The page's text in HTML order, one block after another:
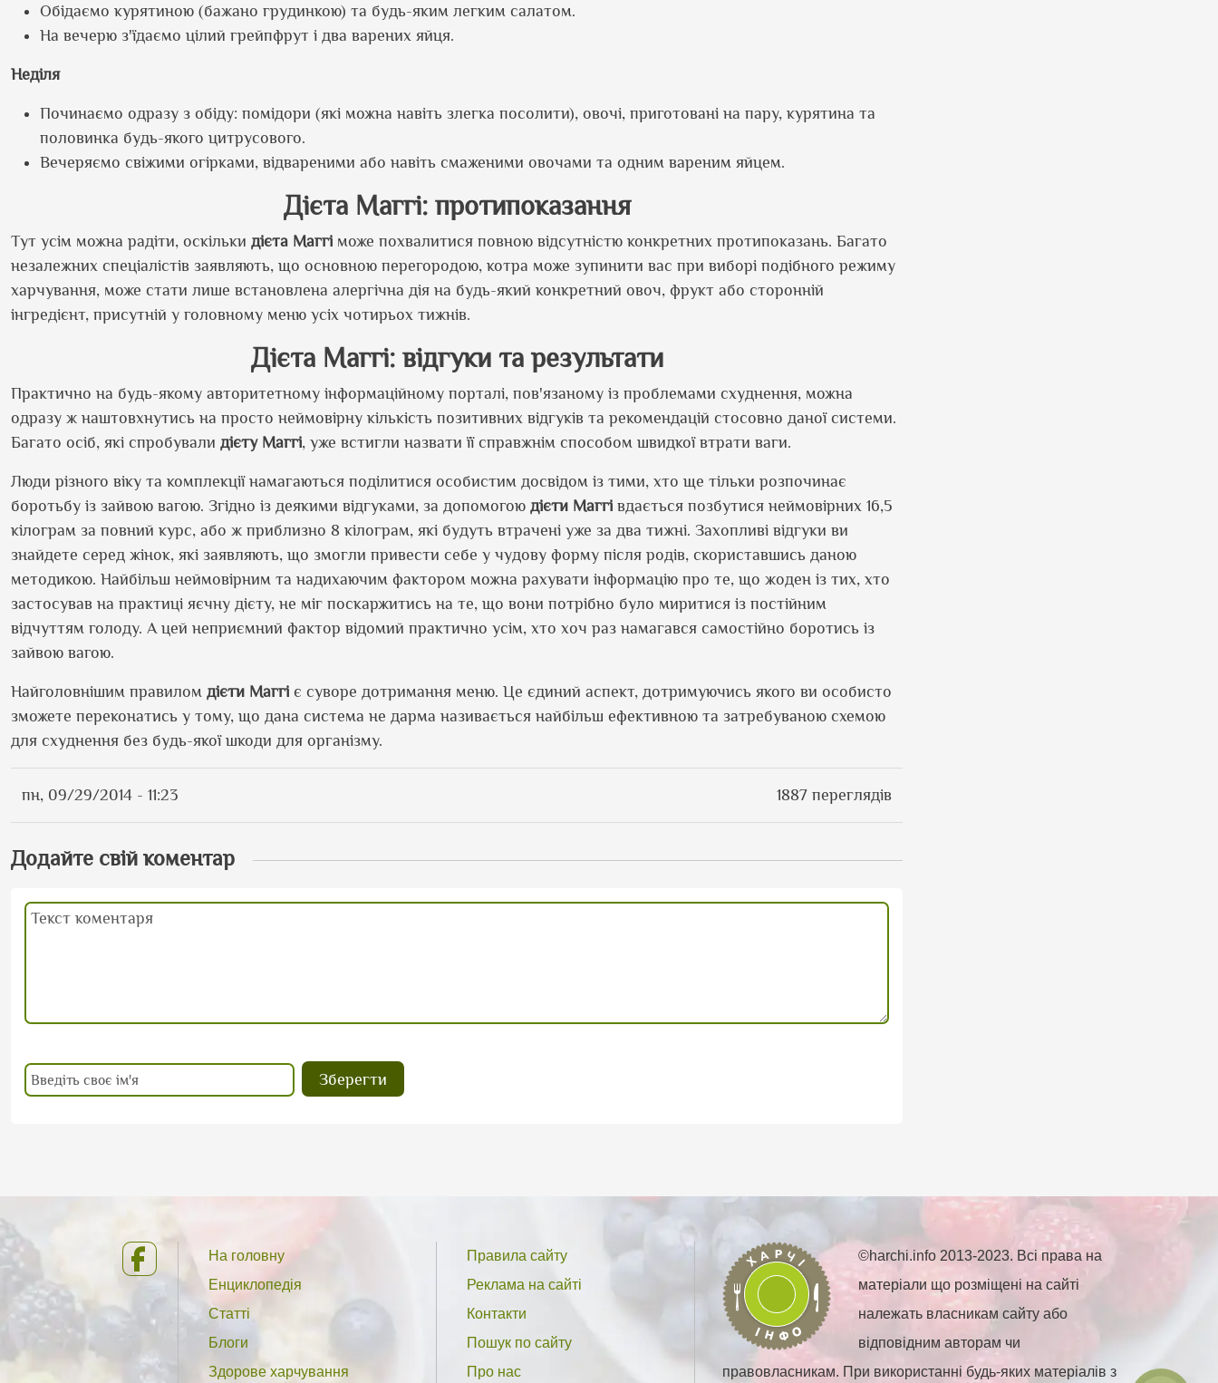
Обідаємо курятиною (бажано грудинкою) та будь-яким легким салатом.
На вечерю з'їдаємо цілий грейпфрут і два варених яйця.
Неділя
Починаємо одразу з обіду: помідори (які можна навіть злегка посолити), овочі, приготовані на пару, курятина та
половинка будь-якого цитрусового.
Вечеряємо свіжими огірками, відвареними або навіть смаженими овочами та одним вареним яйцем.
Дієта Маггі: протипоказання
Тут усім можна радіти, оскільки дієта Маггі може похвалитися повною відсутністю конкретних протипоказань. Багато
незалежних спеціалістів заявляють, що основною перегородою, котра може зупинити вас при виборі подібного режиму
харчування, може стати лише встановлена алергічна дія на будь-який конкретний овоч, фрукт або сторонній
інгредієнт, присутній у головному меню усіх чотирьох тижнів.
Дієта Маггі: відгуки та результати
Практично на будь-якому авторитетному інформаційному порталі, пов'язаному із проблемами схуднення, можна
одразу ж наштовхнутись на просто неймовірну кількість позитивних відгуків та рекомендацій стосовно даної системи.
Багато осіб, які спробували дієту Маггі, уже встигли назвати її справжнім способом швидкої втрати ваги.
Люди різного віку та комплекції намагаються поділитися особистим досвідом із тими, хто ще тільки розпочинає
боротьбу із зайвою вагою. Згідно із деякими відгуками, за допомогою дієти Маггі вдається позбутися неймовірних 16,5
кілограм за повний курс, або ж приблизно 8 кілограм, які будуть втрачені уже за два тижні. Захопливі відгуки ви
знайдете серед жінок, які заявляють, що змогли привести себе у чудову форму після родів, скориставшись даною
методикою. Найбільш неймовірним та надихаючим фактором можна рахувати інформацію про те, що жоден із тих, хто
застосував на практиці яєчну дієту, не міг поскаржитись на те, що вони потрібно було миритися із постійним
відчуттям голоду. А цей неприємний фактор відомий практично усім, хто хоч раз намагався самостійно боротись із
зайвою вагою.
Найголовнішим правилом дієти Маггі є суворе дотримання меню. Це єдиний аспект, дотримуючись якого ви особисто
зможете переконатись у тому, що дана система не дарма називається найбільш ефективною та затребуваною схемою
для схуднення без будь-якої шкоди для організму.
пн, 09/29/2014 - 11:23 1887 переглядів
Додайте свій коментар
На головну
Енциклопедія
Статті
Блоги
Здорове харчування
Правила сайту
Реклама на сайті
Контакти
Пошук по сайту
Про нас
©harchi.info 2013-2023. Всі права на
матеріали що розміщені на сайті
належать власникам сайту або
відповідним авторам чи
правовласникам. При використанні будь-яких матеріалів з